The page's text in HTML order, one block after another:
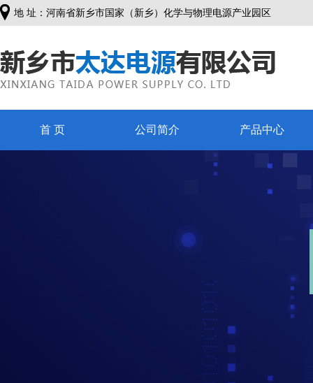
地 址：河南省新乡市国家（新乡）化学与物理电源产业园区
首 页 公司简介 产品中心